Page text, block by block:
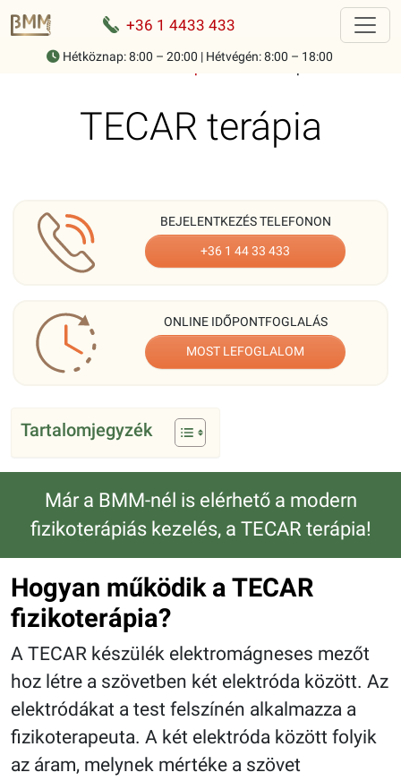
+36 1 4433 433
Hétköznap: 8:00 – 20:00 | Hétvégén: 8:00 – 18:00
- Kezelések Fizikoterápia TECAR terápia
TECAR terápia
BEJELENTKEZÉS TELEFONON
+36 1 44 33 433
ONLINE IDŐPONTFOGLALÁS
MOST LEFOGLALOM
Tartalomjegyzék
Már a BMM-nél is elérhető a modern
fizikoterápiás kezelés, a TECAR terápia!
Hogyan működik a TECAR
fizikoterápia?
A TECAR készülék elektromágneses mezőt
hoz létre a szövetben két elektróda között. Az
elektródákat a test felszínén alkalmazza a
fizikoterapeuta. A két elektróda között folyik
az áram, melynek mértéke a szövet